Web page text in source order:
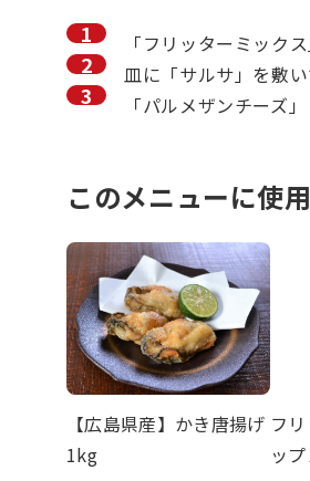
「フリッターミック
皿に「サルサ」を敷
「パルメザンチーズ
このメニューに使
【広島県産】かき唐揚げ
1kg
フ
ッ